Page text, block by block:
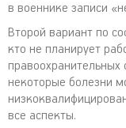
в военнике записи
Второй вариант по
кто не планирует
правоохранительных
некоторые болезни
все аспекты.